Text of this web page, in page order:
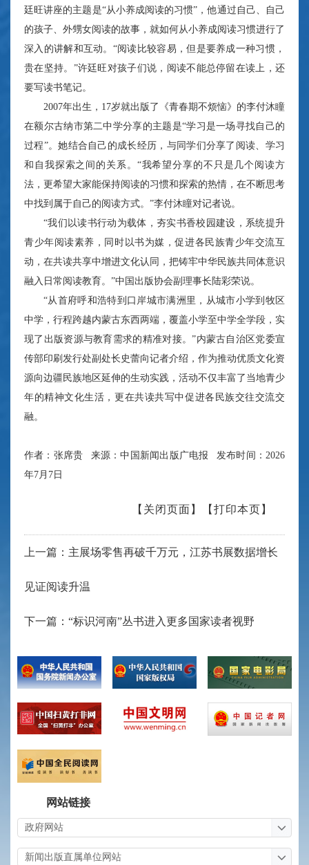
廷旺讲座的主题是“从小养成阅读的习惯”，他通过自己、自己
的孩子、外甥女阅读的故事，就如何从小养成阅读习惯进行了
深入的讲解和互动。“阅读比较容易，但是要养成一种习惯，
贵在坚持。”许廷旺对孩子们说，阅读不能总停留在读上，还
要写读书笔记。
2007年出生，17岁就出版了《青春期不烦恼》的李付沐瞳
在额尔古纳市第二中学分享的主题是“学习是一场寻找自己的
过程”。她结合自己的成长经历，与同学们分享了阅读、学习
和自我探索之间的关系。“我希望分享的不只是几个阅读方
法，更希望大家能保持阅读的习惯和探索的热情，在不断思考
中找到属于自己的阅读方式。”李付沐瞳对记者说。
“我们以读书行动为载体，夯实书香校园建设，系统提升
青少年阅读素养，同时以书为媒，促进各民族青少年交流互
动，在共读共享中增进文化认同，把铸牢中华民族共同体意识
融入日常阅读教育。”中国出版协会副理事长陆彩荣说。
“从首府呼和浩特到口岸城市满洲里，从城市小学到牧区
中学，行程跨越内蒙古东西两端，覆盖小学至中学全学段，实
现了出版资源与教育需求的精准对接。”内蒙古自治区党委宣
传部印刷发行处副处长史蕾向记者介绍，作为推动优质文化资
源向边疆民族地区延伸的生动实践，活动不仅丰富了当地青少
年的精神文化生活，更在共读共写中促进各民族交往交流交
融。
作者：张席贵 来源：中国新闻出版广电报 发布时间：2026
年7月7日
【打印本页】
【关闭页面】
上一篇：主展场零售再破千万元，江苏书展数据增长
见证阅读升温
下一篇：“标识河南”丛书进入更多国家读者视野
网站链接